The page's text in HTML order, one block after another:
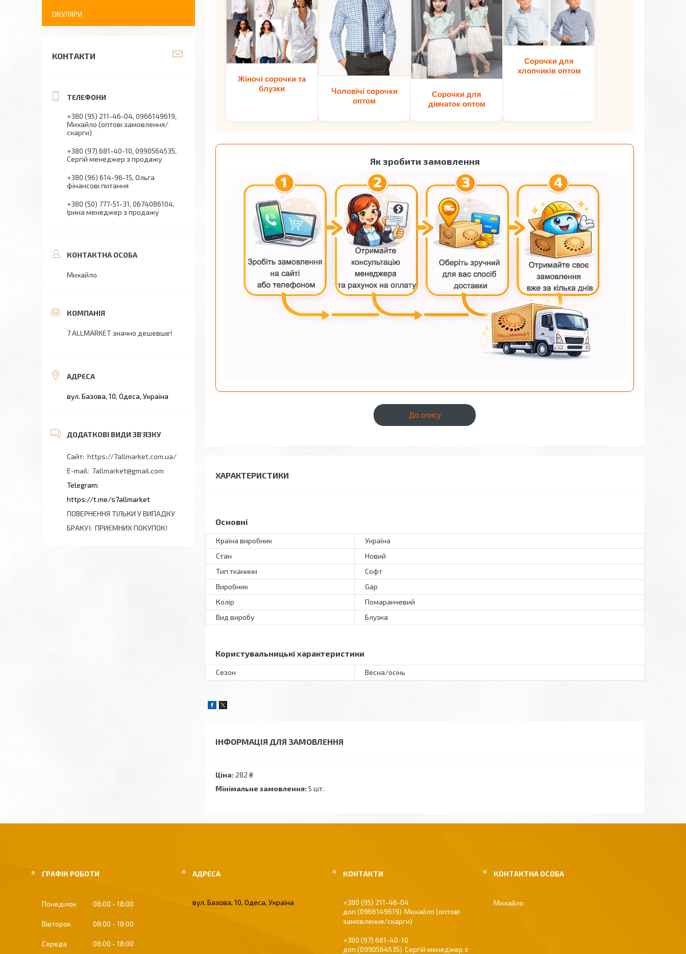
Жіночі сорочки та
блузки
Чоловічі сорочки
оптом
Сорочки для
дівчаток оптом
Сорочки для
хлопчиків оптом
Як зробити замовлення
До опису
ХАРАКТЕРИСТИКИ
Основні
Країна виробник
Україна
Стан
Новий
Тип тканини
Софт
Виробник
Gap
Колір
Помаранчевий
Вид виробу
Блузка
Користувальницькі характеристики
Сезон Весна/осінь
ІНФОРМАЦІЯ ДЛЯ ЗАМОВЛЕННЯ
Ціна: 282 ₴
Мінімальне замовлення: 5 шт.
ОКУЛЯРИ
КОНТАКТИ
+380 (95) 211-46-04 0966149619
Михайло (оптові замовлення/
скарги)
+380 (97) 681-40-10 0990564535
Сергій менеджер з продажу
+380 (96) 614-96-15 Ольга
фінансові питання
+380 (50) 777-51-31 0674086104
Ірина менеджер з продажу
Михайло
7 ALLMARKET значно дешевше!
вул. Базова, 10, Одеса, Україна
https://7allmarket.com.ua/
7allmarket@gmail.com
https://t.me/s7allmarket
ПОВЕРНЕННЯ ТІЛЬКИ У ВИПАДКУ
БРАКУ! ПРИЄМНИХ ПОКУПОК!
ГРАФІК РОБОТИ
Понеділок 08:00 18:00
Вівторок 08:00 18:00
Середа 08:00 18:00
вул. Базова, 10, Одеса, Україна
+380 (95) 211-46-04
0966149619
Михайло (оптові
замовлення/скарги)
+380 (97) 681-40-10
0990564535
Сергій менеджер з
Михайло